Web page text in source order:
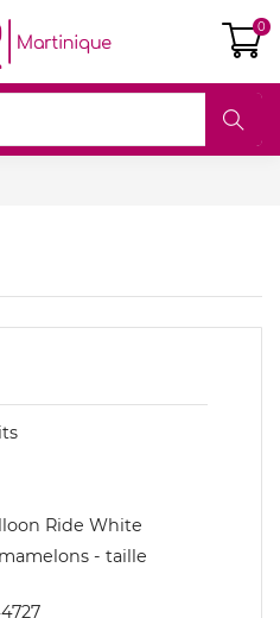
0
Ride White
- taille